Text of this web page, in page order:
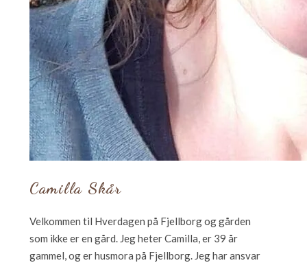
Camilla Skår
Velkommen til Hverdagen på Fjellborg og gården
som ikke er en gård. Jeg heter Camilla, er 39 år
gammel, og er husmora på Fjellborg. Jeg har ansvar